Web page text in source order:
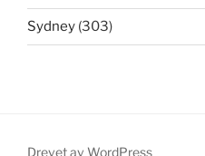
Sydney (303)
Drevet av WordPress